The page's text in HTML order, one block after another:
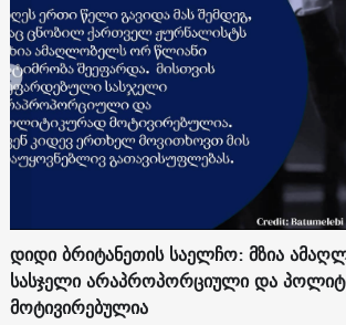
დიდი ბრიტანეთის საელჩო: მზია
სასჯელი არაპროპორციული და
მოტივირებულია